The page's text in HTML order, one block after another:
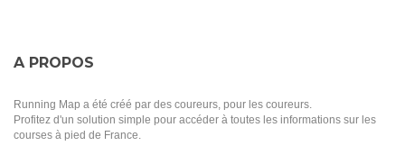
A PROPOS
Running Map a été créé par des coureurs, pour les coureurs.
Profitez d'un solution simple pour accéder à toutes les informations sur les
courses à pied de France.